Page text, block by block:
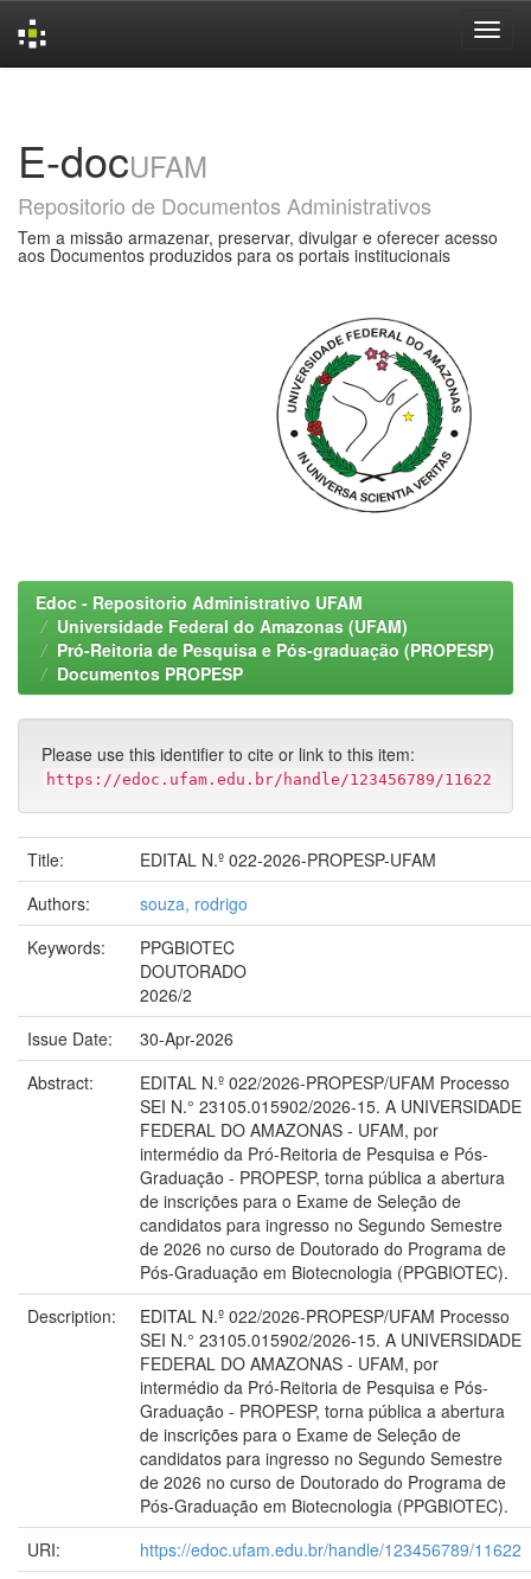
E-docUFAM
Repositorio de Documentos Administrativos
Tem a missão armazenar, preservar, divulgar e oferecer acesso
aos Documentos produzidos para os portais institucionais
Edoc - Repositorio Administrativo UFAM
Universidade Federal do Amazonas (UFAM)
Pró-Reitoria de Pesquisa e Pós-graduação (PROPESP)
Documentos PROPESP
Please use this identifier to cite or link to this item:
https://edoc.ufam.edu.br/handle/123456789/11622
Title:
EDITAL N.º 022-2026-PROPESP-UFAM
Authors:
souza, rodrigo
Keywords:
PPGBIOTEC
DOUTORADO
2026/2
Issue Date:
30-Apr-2026
Abstract:
EDITAL N.º 022/2026-PROPESP/UFAM Processo
SEI N.° 23105.015902/2026-15. A UNIVERSIDADE
FEDERAL DO AMAZONAS - UFAM, por
intermédio da Pró-Reitoria de Pesquisa e Pós-
Graduação - PROPESP, torna pública a abertura
de inscrições para o Exame de Seleção de
candidatos para ingresso no Segundo Semestre
de 2026 no curso de Doutorado do Programa de
Pós-Graduação em Biotecnologia (PPGBIOTEC).
Description:
EDITAL N.º 022/2026-PROPESP/UFAM Processo
SEI N.° 23105.015902/2026-15. A UNIVERSIDADE
FEDERAL DO AMAZONAS - UFAM, por
intermédio da Pró-Reitoria de Pesquisa e Pós-
Graduação - PROPESP, torna pública a abertura
de inscrições para o Exame de Seleção de
candidatos para ingresso no Segundo Semestre
de 2026 no curso de Doutorado do Programa de
Pós-Graduação em Biotecnologia (PPGBIOTEC).
URI:
https://edoc.ufam.edu.br/handle/123456789/11622